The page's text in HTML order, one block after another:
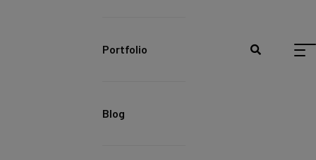
Portfolio
Blog